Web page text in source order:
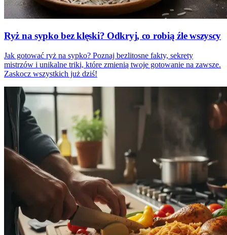
Ryż na sypko bez klęski? Odkryj, co robią źle wszyscy
Jak gotować ryż na sypko? Poznaj bezlitosne fakty, sekrety
mistrzów i unikalne triki, które zmienią twoje gotowanie na zawsze.
Zaskocz wszystkich już dziś!